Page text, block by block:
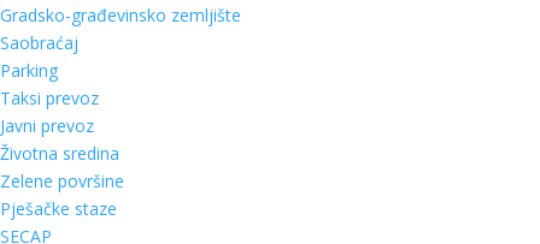
Gradsko-građevinsko zemljište
Saobraćaj
Parking
Taksi prevoz
Javni prevoz
Životna sredina
Zelene površine
Pješačke staze
SECAP